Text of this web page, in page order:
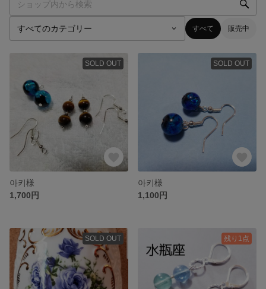
すべて 販売中
SOLD OUT
아키様
1,700円
SOLD OUT
아키様
1,100円
SOLD OUT 残り1点